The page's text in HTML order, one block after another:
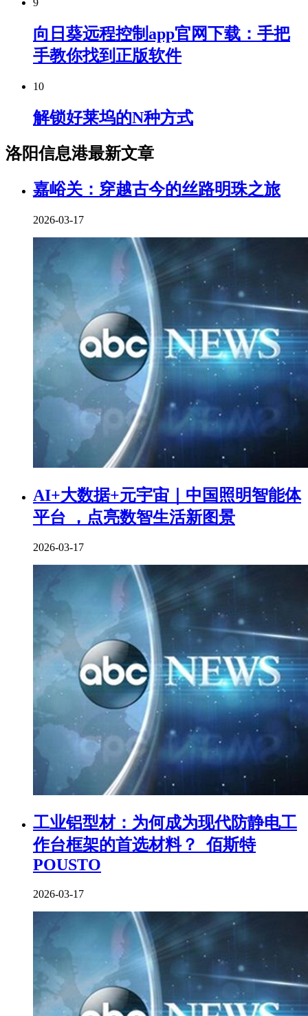
9
向日葵远程控制app官网下载：手把
手教你找到正版软件
10
解锁好莱坞的N种方式
洛阳信息港最新文章
嘉峪关：穿越古今的丝路明珠之旅
2026-03-17
AI+大数据+元宇宙｜中国照明智能体
平台 ，点亮数智生活新图景
2026-03-17
工业铝型材：为何成为现代防静电工
作台框架的首选材料？_佰斯特
POUSTO
2026-03-17